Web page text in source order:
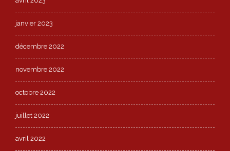
janvier 2023
décembre 2022
novembre 2022
octobre 2022
juillet 2022
avril 2022